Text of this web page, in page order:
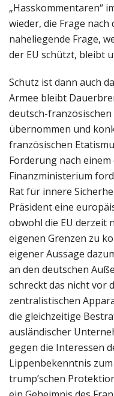
„Hasskommentaren“
wieder, die Frage
naheliegende Frage,
der EU schützt, bleibt
Schutz ist dann auch
Armee bleibt
deutsch-
übernommen und
französischen
Forderung nach
Finanzministerium
Rat für innere
Präsident eine
obwohl die EU derzeit
eigenen Grenzen zu
eigener Aussage
an den deutschen
schreckt das nicht vor
zentralistischen
die gleichzeitige
ausländischer
gegen die Interessen
Lippenbekenntnis
trump’schen